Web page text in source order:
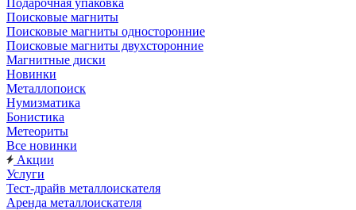
Подарочная упаковка
Поисковые магниты
Поисковые магниты односторонние
Поисковые магниты двухсторонние
Магнитные диски
Новинки
Металлопоиск
Нумизматика
Бонистика
Метеориты
Все новинки
Акции
Услуги
Тест-драйв металлоискателя
Аренда металлоискателя